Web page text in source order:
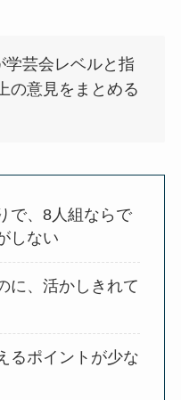
学芸会レベルと指
の意見をまとめる
で、8人組ならで
しない
に、活かしきれて
るポイントが少な